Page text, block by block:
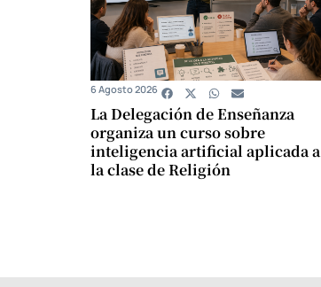
La Delegación de Enseñanza
organiza un curso sobre
inteligencia artificial aplicada a
la clase de Religión
6 Agosto 2026